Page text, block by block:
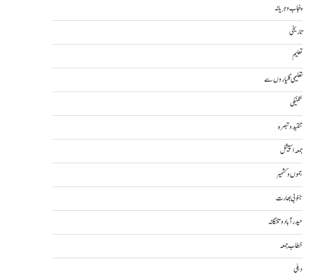
پنجاب و ہریانہ
تاریخی
تعلیم
تعلیمی گلیاروں سے
تکنیکی
تنقید و تبصرہ
جمعہ اسپیشل
جموں و کشمیر
جنوبی بھارت
حیدرآباد و تلنگانہ
خطاب جمعہ
دہلی